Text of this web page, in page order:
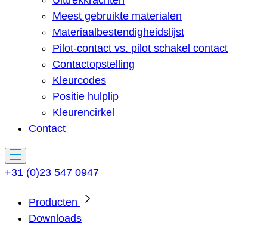
Meest gebruikte materialen
Materiaalbestendigheidslijst
Pilot-contact vs. pilot schakel contact
Contactopstelling
Kleurcodes
Positie hulplip
Kleurencirkel
Contact
+31 (0)23 547 0947
Producten
Downloads